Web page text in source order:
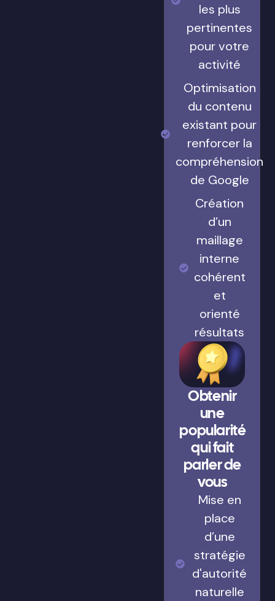
les plus
pertinentes
pour votre
activité
Optimisation
du contenu
existant pour
renforcer la
compréhension
de Google
Création
d’un
maillage
interne
cohérent
et
orienté
résultats
Obtenir
une
popularité
qui fait
parler de
vous
Mise en
place
d’une
stratégie
d'autorité
naturelle